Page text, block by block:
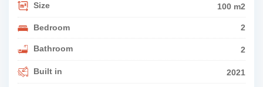
Size 100 m2
Bedroom 2
Bathroom 2
Built in 2021